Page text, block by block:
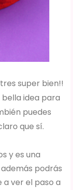
super bien!!
idea para
puedes
que sí.
y es una
podrás
a ver el paso a